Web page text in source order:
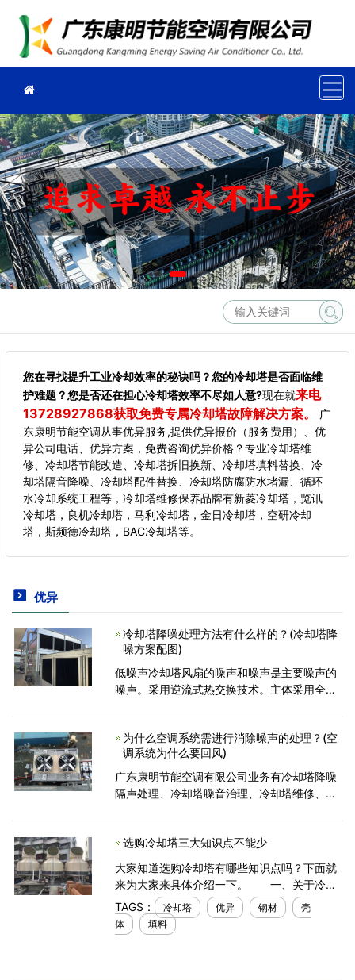
您在寻找提升工业冷却效率的秘诀吗？您的冷却塔是否面临维
护难题？您是否还在担心冷却塔效率不尽如人意?现在就来电
13728927868获取免费专属冷却塔故障解决方案。
广
东康明节能空调从事优异服务,提供优异报价（服务费用）、优
异公司电话、优异方案，免费咨询优异价格？专业冷却塔维
修、冷却塔节能改造、冷却塔拆旧换新、冷却塔填料替换、冷
却塔隔音降噪、冷却塔配件替换、冷却塔防腐防水堵漏、循环
水冷却系统工程等，冷却塔维修保养品牌有新菱冷却塔，览讯
冷却塔，良机冷却塔，马利冷却塔，金日冷却塔，空研冷却
塔，斯频德冷却塔，BAC冷却塔等。
优异
冷却塔降噪处理方法有什么样的？(冷却塔降
噪方案配图)
低噪声冷却塔风扇的噪声和噪声是主要噪声的
噪声。采用逆流式热交换技术。主体采用全钢
时，一方面由于空
为什么空调系统需进行消除噪声的处理？(空
调系统为什么要回风)
广东康明节能空调有限公司业务有冷却塔降噪
隔声处理、冷却塔噪音治理、冷却塔维修、冷
服务深圳,
选购冷却塔三大知识点不能少
大家知道选购冷却塔有哪些知识点吗？下面就
来为大家来具体介绍一下。 一、关于冷却
塔壳体应由优异树脂、玻璃纤维、动摇剂等材
料制成，恳求抵达必定的厚度（胶衣层厚度不
低于0.3 mm），
TAGS： 冷却塔 优异 钢材
壳
体
填料